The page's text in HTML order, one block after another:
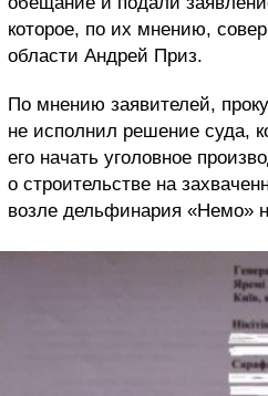
которое, по их мнению,
области Андрей Приз.
По мнению заявителей,
не исполнил решение суда,
его начать уголовное
о строительстве на
возле дельфинария «Немо»